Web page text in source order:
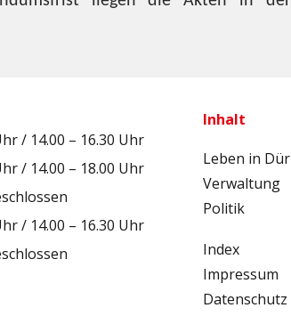
/ 14.00 – 16.30 Uhr
/ 14.00 – 18.00 Uhr
/ 14.00 – 16.30 Uhr
Inhalt
Leben in
Verwaltung
Politik
Index
Impressum
Datenschutz